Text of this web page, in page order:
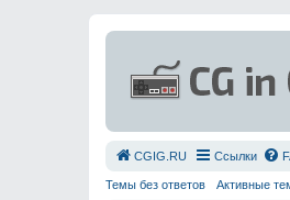
СGIG.RU Ссылки
Темы без ответов Активные